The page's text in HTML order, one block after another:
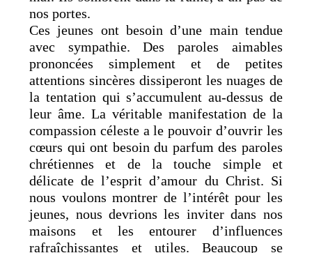
nos portes.
Ces jeunes ont besoin d’une main tendue
avec sympathie. Des paroles aimables
prononcées simplement et de petites
attentions sincères dissiperont les nuages de
la tentation qui s’accumulent au-dessus de
leur âme. La véritable manifestation de la
compassion céleste a le pouvoir d’ouvrir les
cœurs qui ont besoin du parfum des paroles
chrétiennes et de la touche simple et
délicate de l’esprit d’amour du Christ. Si
nous voulons montrer de l’intérêt pour les
jeunes, nous devrions les inviter dans nos
maisons et les entourer d’influences
rafraîchissantes et utiles. Beaucoup se